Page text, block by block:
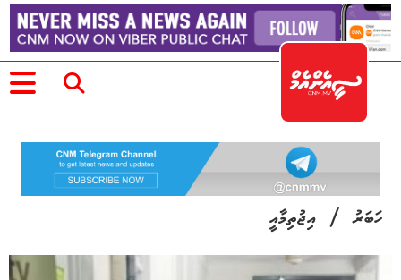
ހަބަރު/ އިޖުތިމާއީ